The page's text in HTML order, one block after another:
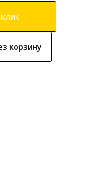
корзину